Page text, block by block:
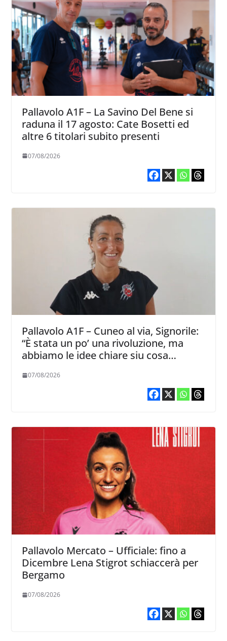
Pallavolo A1F – La Savino Del Bene si
raduna il 17 agosto: Cate Bosetti ed
altre 6 titolari subito presenti
07/08/2026
Pallavolo A1F – Cuneo al via, Signorile:
“È stata un po’ una rivoluzione, ma
abbiamo le idee chiare siu cosa
07/08/2026
Pallavolo Mercato – Ufficiale: fino a
Dicembre Lena Stigrot schiaccerà per
Bergamo
07/08/2026